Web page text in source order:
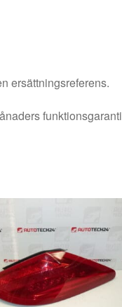
ersättningsreferens.
funktionsgaranti